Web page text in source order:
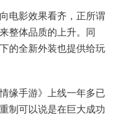
电影效果看齐，正所谓
整体品质的上升。同
的全新外装也提供给玩
缘手游》上线一年多已
制可以说是在巨大成功